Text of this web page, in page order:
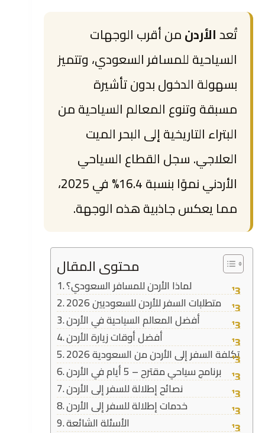
تُعدالأردنمن أقرب الوجهات
السياحية للمسافر السعودي، وتتميز
بسهولة الدخول بدون تأشيرة
مسبقة وتنوع المعالم السياحية من
البتراء التاريخية إلى البحر الميت
العلاجي. سجل القطاع السياحي
الأردني نموًا بنسبة 16.4% في 2025،
مما يعكس جاذبية هذه الوجهة.
محتوى المقال
لماذا الأردن للمسافر السعودي؟
متطلبات السفر للأردن للسعوديين 2026
أفضل المعالم السياحية في الأردن
أفضل أوقات زيارة الأردن
تكلفة السفر إلى الأردن من السعودية 2026
برنامج سياحي مقترح – 5 أيام في الأردن
نصائح إطلالة للسفر إلى الأردن
خدمات إطلالة للسفر إلى الأردن
الأسئلة الشائعة